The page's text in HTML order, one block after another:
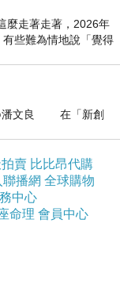
務擴張。 這代表
始成為其他 AI 巨
和衛星聞名的公
它的身份已經是
留在「哪個模型
正稀缺的會是算
全球網絡、低延
，誰就有機會掌
只是眾多 AI 模型
、Starlink、
競爭的就是未來
麼走著走著，2026年
些難為情地說「覺得
新創
賣 比比昂代購
聯播網 全球購物
中心
命理 會員中心